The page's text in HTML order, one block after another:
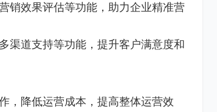
销效果评估等功能，助力企业精准营
渠道支持等功能，提升客户满意度和
，降低运营成本，提高整体运营效